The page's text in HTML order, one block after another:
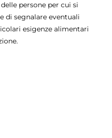
persone per cui si
di segnalare eventuali
esigenze alimentari